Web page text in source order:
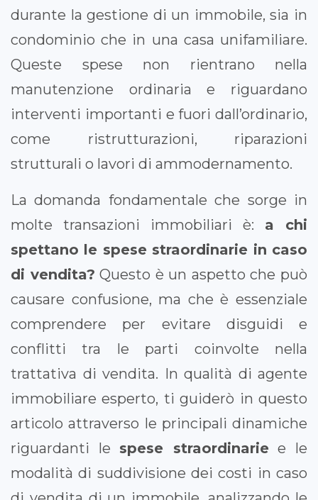
durante la gestione di un immobile, sia in
condominio che in una casa unifamiliare.
Queste spese non rientrano nella
manutenzione ordinaria e riguardano
interventi importanti e fuori dall’ordinario,
come ristrutturazioni, riparazioni
strutturali o lavori di ammodernamento.
La domanda fondamentale che sorge in
molte transazioni immobiliari è: a chi
spettano le spese straordinarie in caso
di vendita? Questo è un aspetto che può
causare confusione, ma che è essenziale
comprendere per evitare disguidi e
conflitti tra le parti coinvolte nella
trattativa di vendita. In qualità di agente
immobiliare esperto, ti guiderò in questo
articolo attraverso le principali dinamiche
riguardanti le spese straordinarie e le
modalità di suddivisione dei costi in caso